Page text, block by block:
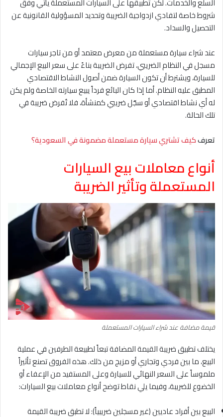
شروط خاصة لتفادي ازدواجية الضريبة وتحديد المسؤولية القانونية عن
التحصيل والسداد.
عند شراء سيارة مستعملة من معرض معتمد أو من تاجر سيارات
مسجل في النظام الضريبي، تفرض الضريبة بناءً على سعر البيع الإجمالي
للسيارة، ويشترط أن تكون السيارة ضمن أصول النشاط الاقتصادي
المطبق عليه النظام. أما إذا كان البائع فرداً يبيع سيارته الخاصة ولم يكن
له أي نشاط اقتصادي أو سجّل ضريبي كمنشأة، فلا تُفرض ضريبة في
تلك الحالة.
تعرفكيف تشتري سيارة مستعملة مضمونة في السعودية؟
أنواع معاملات بيع السيارات
المستعملة وتأثير الضريبة
قيمة مضافة عند شراء السيارات المستعملة
يختلف تطبيق ضريبة القيمة المضافة تبعاً لطبيعة الطرفين في عملية
البيع، ما بين فردي وتجاري أو مزيج من ذلك. هذه الفروق تصنع تأثيراً
ملموساً على السعر النهائي للسيارة وعلى المستفيد من الإعفاء أو
الخضوع للضريبة، وفيما يلي نقاط توضح أنواع معاملات بيع السيارات:
البيع بين أفراد عاديين (غير مسجلين ضريبياً): لا تطبق ضريبة القيمة